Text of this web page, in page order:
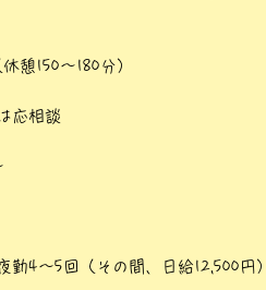
憩150～180分）
応相談
勤4～5回（その間、日給12,500円）